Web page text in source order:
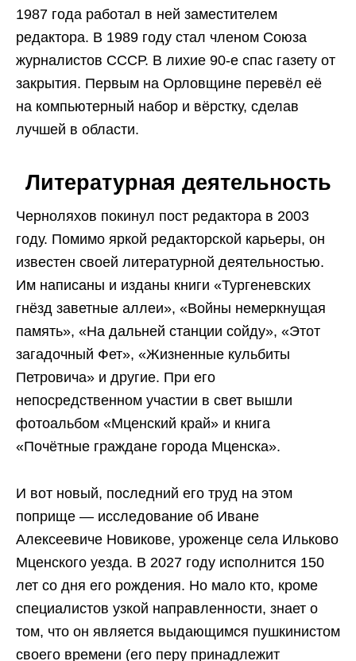
1987 года работал в ней заместителем
редактора. В 1989 году стал членом Союза
журналистов СССР. В лихие 90-е спас газету от
закрытия. Первым на Орловщине перевёл её
на компьютерный набор и вёрстку, сделав
лучшей в области.
Литературная деятельность
Черноляхов покинул пост редактора в 2003
году. Помимо яркой редакторской карьеры, он
известен своей литературной деятельностью.
Им написаны и изданы книги «Тургеневских
гнёзд заветные аллеи», «Войны немеркнущая
память», «На дальней станции сойду», «Этот
загадочный Фет», «Жизненные кульбиты
Петровича» и другие. При его
непосредственном участии в свет вышли
фотоальбом «Мценский край» и книга
«Почётные граждане города Мценска».
И вот новый, последний его труд на этом
поприще — исследование об Иване
Алексеевиче Новикове, уроженце села Ильково
Мценского уезда. В 2027 году исполнится 150
лет со дня его рождения. Но мало кто, кроме
специалистов узкой направленности, знает о
том, что он является выдающимся пушкинистом
своего времени (его перу принадлежит